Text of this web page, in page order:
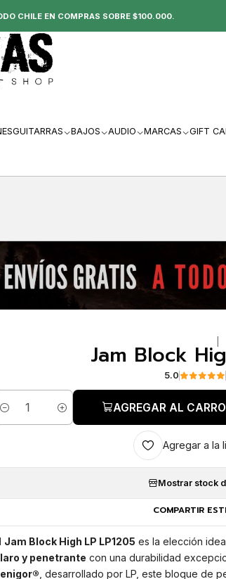
GUITARRAS BAJOS AUDIO MARCAS GIFT
CHILE EN COMPRAS SOBRE $100.000.
Jam Block
5.0
AGREGAR AL CARRO
Agregar a la
Mostrar stock
COMPARTIR
Jam Block High LP LP1205 es la elección
y penetrante con una durabilidad
, desarrollado por LP, este bloque de